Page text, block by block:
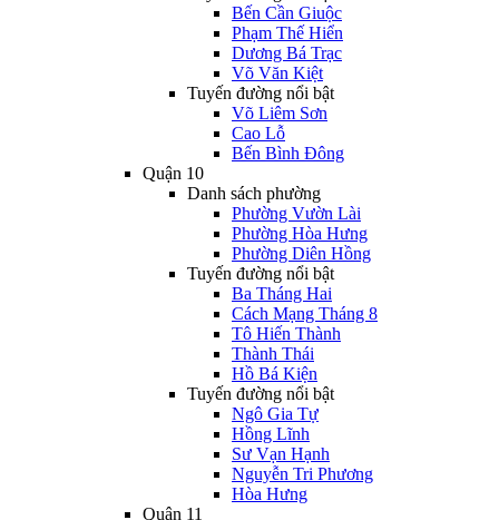
Bến Cần Giuộc
Phạm Thế Hiển
Dương Bá Trạc
Võ Văn Kiệt
Tuyến đường nổi bật
Võ Liêm Sơn
Cao Lỗ
Bến Bình Đông
Quận 10
Danh sách phường
Phường Vườn Lài
Phường Hòa Hưng
Phường Diên Hồng
Tuyến đường nổi bật
Ba Tháng Hai
Cách Mạng Tháng 8
Tô Hiến Thành
Thành Thái
Hồ Bá Kiện
Tuyến đường nổi bật
Ngô Gia Tự
Hồng Lĩnh
Sư Vạn Hạnh
Nguyễn Tri Phương
Hòa Hưng
Quận 11